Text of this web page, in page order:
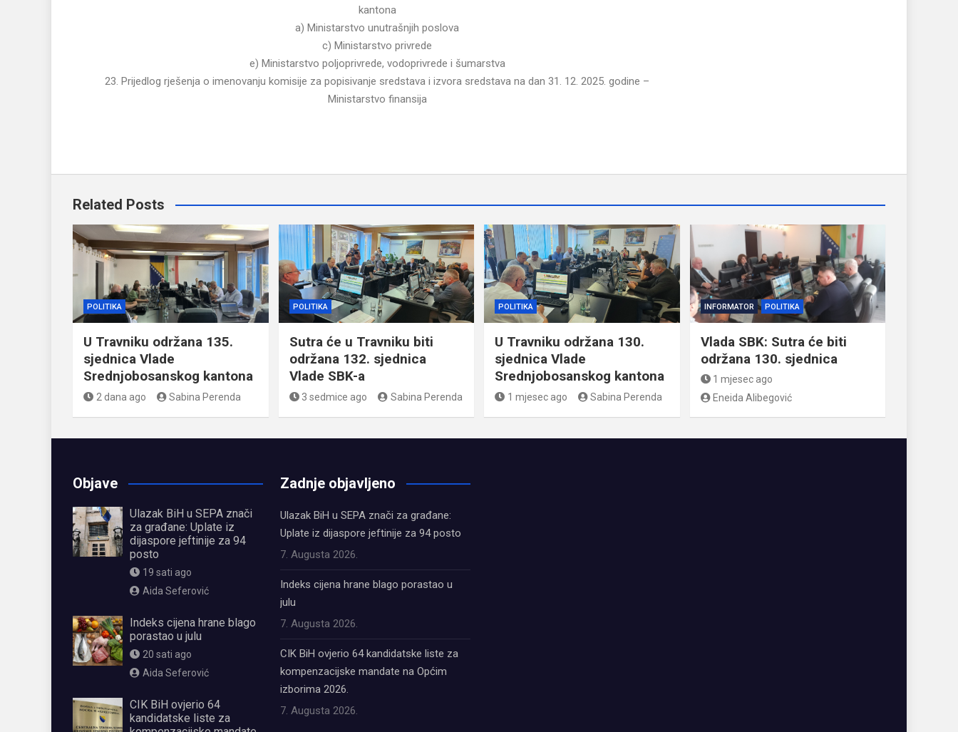
kantona
a) Ministarstvo unutrašnjih poslova
c) Ministarstvo privrede
e) Ministarstvo poljoprivrede, vodoprivrede i šumarstva
23. Prijedlog rješenja o imenovanju komisije za popisivanje sredstava i izvora sredstava na dan 31. 12. 2025. godine –
Ministarstvo finansija
Related Posts
POLITIKA
U Travniku održana 135.
sjednica Vlade
Srednjobosanskog kantona
2 dana ago Sabina Perenda
POLITIKA
Sutra će u Travniku biti
održana 132. sjednica
Vlade SBK-a
3 sedmice ago Sabina Perenda
POLITIKA
U Travniku održana 130.
sjednica Vlade
Srednjobosanskog kantona
1 mjesec ago Sabina Perenda
INFORMATOR POLITIKA
Vlada SBK: Sutra će biti
održana 130. sjednica
1 mjesec ago
Eneida Alibegović
Objave
Ulazak BiH u SEPA znači
za građane: Uplate iz
dijaspore jeftinije za 94
posto
19 sati ago
Aida Seferović
Indeks cijena hrane blago
porastao u julu
20 sati ago
Aida Seferović
CIK BiH ovjerio 64
kandidatske liste za
Zadnje objavljeno
Ulazak BiH u SEPA znači za građane:
Uplate iz dijaspore jeftinije za 94 posto
7. Augusta 2026.
Indeks cijena hrane blago porastao u
julu
7. Augusta 2026.
CIK BiH ovjerio 64 kandidatske liste za
kompenzacijske mandate na Općim
izborima 2026.
7. Augusta 2026.